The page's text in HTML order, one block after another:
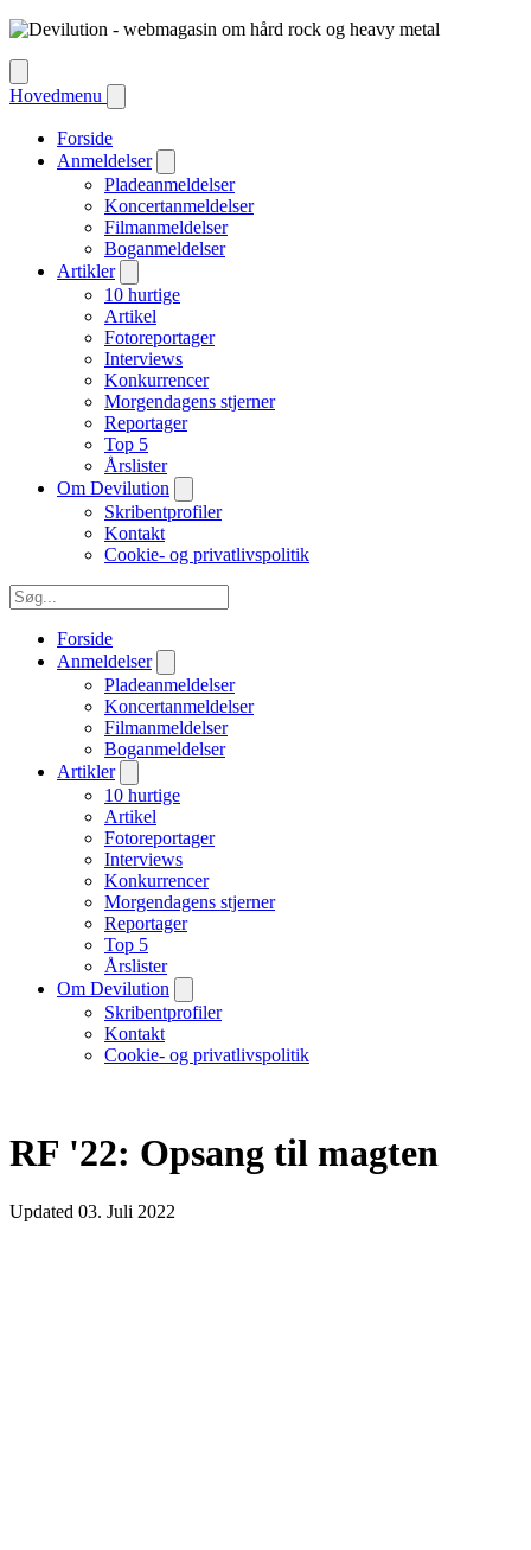
Hovedmenu
Forside
Anmeldelser
Pladeanmeldelser
Koncertanmeldelser
Filmanmeldelser
Boganmeldelser
Artikler
10 hurtige
Artikel
Fotoreportager
Interviews
Konkurrencer
Morgendagens stjerner
Reportager
Top 5
Årslister
Om Devilution
Skribentprofiler
Kontakt
Cookie- og privatlivspolitik
Forside
Anmeldelser
Pladeanmeldelser
Koncertanmeldelser
Filmanmeldelser
Boganmeldelser
Artikler
10 hurtige
Artikel
Fotoreportager
Interviews
Konkurrencer
Morgendagens stjerner
Reportager
Top 5
Årslister
Om Devilution
Skribentprofiler
Kontakt
Cookie- og privatlivspolitik
RF '22: Opsang til magten
Updated 03. Juli 2022